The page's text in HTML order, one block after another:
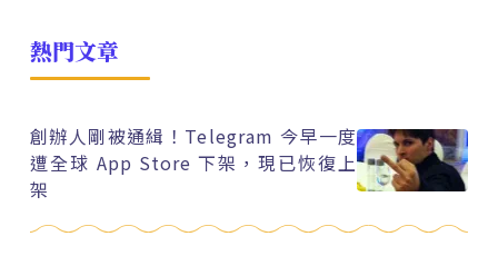
熱門文章
創辦人剛被通緝！Telegram 今早一度
遭全球 App Store 下架，現已恢復上
架